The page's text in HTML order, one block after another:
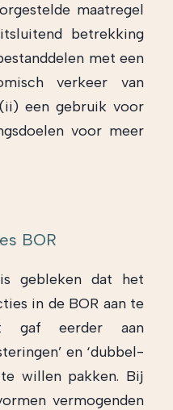
maatregel
betrekking
met een
verkeer van
een gebruik voor
voor meer
BOR
gebleken dat het
in de BOR aan te
gaf eerder aan
en ‘dubbel-
te willen pakken. Bij
vermogenden